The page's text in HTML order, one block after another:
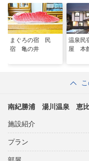
まぐろの宿 民
宿 亀の井
温泉
屋 本
南紀勝浦 湯川温泉 恵比
施設紹介
プラン